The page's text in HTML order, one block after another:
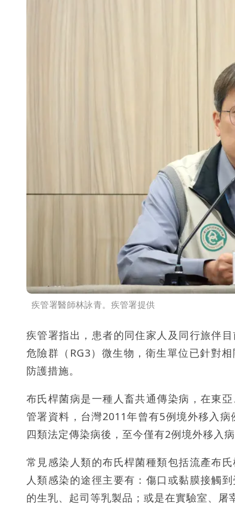
疾管署醫師林詠青。疾管署提供
疾管署指出，患者的同住家人及同行旅伴
危險群（RG3）微生物，衛生單位已針對
防護措施。
布氏桿菌病是一種人畜共通傳染病，在東
管署資料，台灣2011年曾有5例境外移入
四類法定傳染病後，至今僅有2例境外移入
常見感染人類的布氏桿菌種類包括流產布
人類感染的途徑主要有：傷口或黏膜接觸
的生乳、起司等乳製品；或是在實驗室、屠